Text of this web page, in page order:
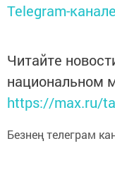
Telegram-канале
Читайте
национальном
https://max.ru/
Безнең телеграм